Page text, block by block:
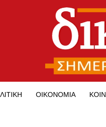
ΟΙΚΟΝΟΜΊΑ